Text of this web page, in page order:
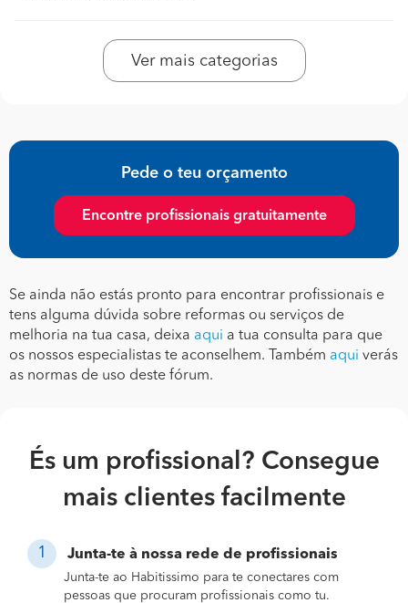
Ver mais categorias
Pede o teu orçamento
Encontre profissionais gratuitamente
Se ainda não estás pronto para encontrar profissionais e
tens alguma dúvida sobre reformas ou serviços de
melhoria na tua casa, deixa aqui a tua consulta para que
os nossos especialistas te aconselhem. Também aqui verás
as normas de uso deste fórum.
És um profissional? Consegue
mais clientes facilmente
Junta-te à nossa rede de profissionais
Junta-te ao Habitissimo para te conectares com
pessoas que procuram profissionais como tu.